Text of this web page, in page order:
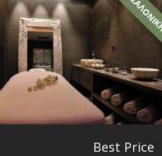
Best Price